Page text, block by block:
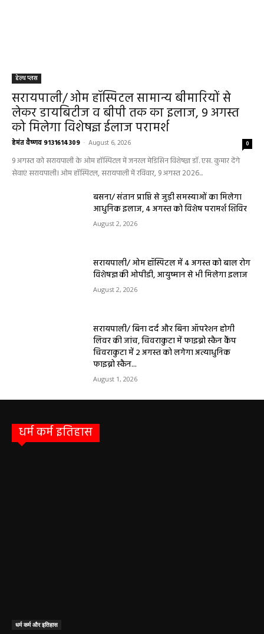
हेल्थ प्लस
सरायपाली/ ओम हॉस्पिटल सामान्य बीमारियों से
लेकर डायबिटीज व बीपी तक का इलाज, 9 अगस्त
को मिलेगा विशेषज्ञ ईलाज परामर्श
हेमंत वैष्णव 9131614309 - August 6, 2026 0
9 अगस्त को सरायपाली के ओम हॉस्पिटल में जनरल मेडिसिन विशेषज्ञ डॉ. एस. कुमार देंगे
सेवाएं सरायपाली। ओम हॉस्पिटल, सरायपाली में रविवार, 9 अगस्त 2026...
बसना/ संतान प्राप्ति से जुड़ी समस्याओं का मिलेगा
आधुनिक इलाज, 4 अगस्त को विशेष परामर्श शिविर
August 2, 2026
सरायपाली/ ओम हॉस्पिटल में 4 अगस्त को बाल रोग
विशेषज्ञ की ओपीडी, आयुष्मान से भी मिलेगा इलाज
August 2, 2026
सरायपाली/ बिना दर्द और बिना ऑपरेशन होगी
लिवर की जांच, चिवराकुटा में फाइब्रो स्कैन कैंप
चिवराकुटा में 2 अगस्त को लगेगा अत्याधुनिक
फाइब्रो स्कैन...
August 1, 2026
धर्म कर्म इतिहास
धर्म कर्म और इतिहास